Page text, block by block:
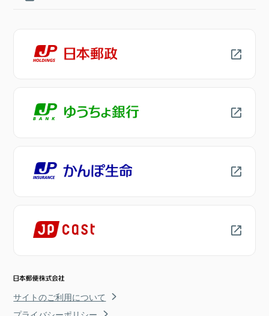
サイトのご利用について